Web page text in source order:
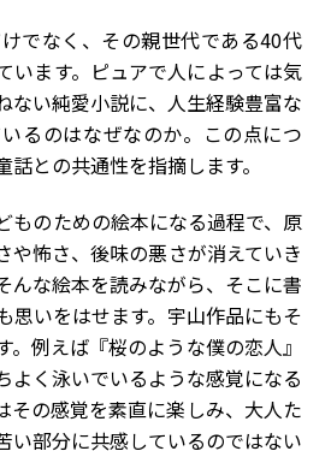
でなく、その親世代である40代
います。ピュアで人によっては気
ない純愛小説に、人生経験豊富な
るのはなぜなのか。この点につ
との共通性を指摘します。
ものための絵本になる過程で、原
や怖さ、後味の悪さが消えていき
んな絵本を読みながら、そこに書
思いをはせます。宇山作品にもそ
。例えば『桜のような僕の恋人』
よく泳いでいるような感覚になる
その感覚を素直に楽しみ、大人た
い部分に共感しているのではない